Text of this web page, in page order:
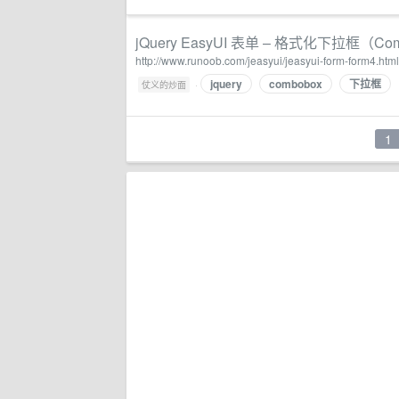
jQuery EasyUI 表单 – 格式化下拉框（
http://www.runoob.com/jeasyui/jeasyui-form-form4.html
仗义的炒面 · jquery combobox 下拉框
1